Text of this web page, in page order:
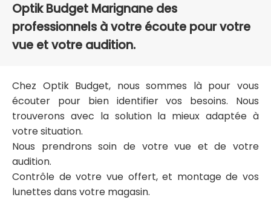
Optik Budget Marignane des
professionnels à votre écoute pour votre
vue et votre audition.
Chez Optik Budget, nous sommes là pour vous
écouter pour bien identifier vos besoins. Nous
trouverons avec la solution la mieux adaptée à
votre situation.
Nous prendrons soin de votre vue et de votre
audition.
Contrôle de votre vue offert, et montage de vos
lunettes dans votre magasin.